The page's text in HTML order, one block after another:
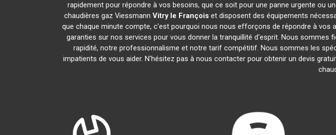
rapidement pour répondre à vos besoins, que ce soit pour une panne urgente ou
chaudières gaz Viessmann Vitry le Françoiset disposent des équipements
que chaque minute compte, c'est pourquoi nous nous efforçons de répondre à
garanties sur nos services pour vous donner la tranquillité d'esprit. Nous
rapidité, notre professionnalisme et notre tarif compétitif. Nous sommes les
impatients de vous aider. N'hésitez pas à nous contacter pour obtenir un devis